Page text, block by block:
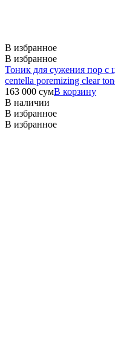
В избранное
В избранное
Тоник для сужения пор с
centella poremizing clear
163 000 сумВ корзину
В наличии
В избранное
В избранное